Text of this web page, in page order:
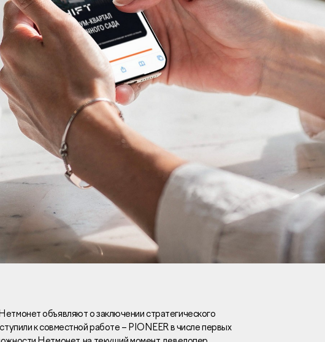
недвижимость
Дирекция
клиентского сервиса
Вакансии
Новости
Контакты
информация
Глaвный oфиc
объявляют о заключении стратегического
к совместной работе – PIONEER в числе первых